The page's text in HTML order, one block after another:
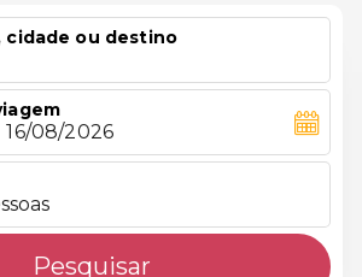
cidade ou destino
16/08/2026
Pesquisar